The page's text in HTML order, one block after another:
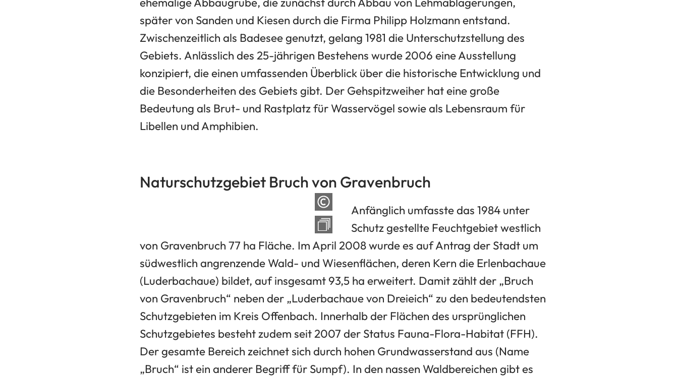
später von Sanden und Kiesen durch die Firma Philipp Holzmann entstand.
Zwischenzeitlich als Badesee genutzt, gelang 1981 die Unterschutzstellung des
Gebiets. Anlässlich des 25-jährigen Bestehens wurde 2006 eine Ausstellung
konzipiert, die einen umfassenden Überblick über die historische Entwicklung und
die Besonderheiten des Gebiets gibt. Der Gehspitzweiher hat eine große
Bedeutung als Brut- und Rastplatz für Wasservögel sowie als Lebensraum für
Libellen und Amphibien.
Naturschutzgebiet Bruch von Gravenbruch
Anfänglich umfasste das 1984 unter
Schutz gestellte Feuchtgebiet westlich
von Gravenbruch 77 ha Fläche. Im April 2008 wurde es auf Antrag der Stadt um
südwestlich angrenzende Wald- und Wiesenflächen, deren Kern die Erlenbachaue
(Luderbachaue) bildet, auf insgesamt 93,5 ha erweitert. Damit zählt der „Bruch
von Gravenbruch“ neben der „Luderbachaue von Dreieich“ zu den bedeutendsten
Schutzgebieten im Kreis Offenbach. Innerhalb der Flächen des ursprünglichen
Schutzgebietes besteht zudem seit 2007 der Status Fauna-Flora-Habitat (FFH).
Der gesamte Bereich zeichnet sich durch hohen Grundwasserstand aus (Name
„Bruch“ ist ein anderer Begriff für Sumpf). In den nassen Waldbereichen gibt es